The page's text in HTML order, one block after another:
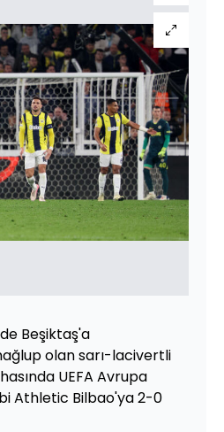
Beşiktaş'a
olan sarı-lacivertli
UEFA Avrupa
Athletic Bilbao'ya 2-0